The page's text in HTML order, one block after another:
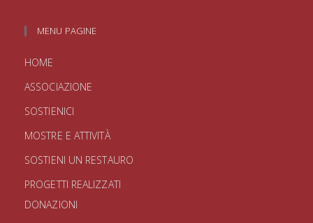
MENU PAGINE
HOME
ASSOCIAZIONE
SOSTIENICI
MOSTRE E ATTIVITÀ
SOSTIENI UN RESTAURO
PROGETTI REALIZZATI
DONAZIONI